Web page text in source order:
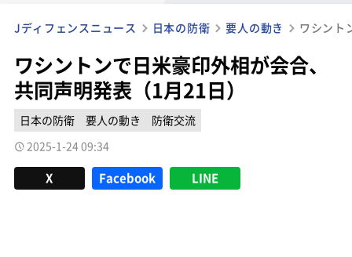
Jディフェンスニュース 日本の防衛 要人の動き
ワシントンで日米豪印外相が会合、
共同声明発表（1月21日）
日本の防衛 要人の動き
防衛交流
2025-1-24 09:34
X Facebook LINE